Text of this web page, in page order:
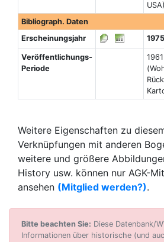
USA)
Bibliograph. Daten
Erscheinungsjahr
1975
Veröffentlichungs-
Periode
Weitere Eigenschaften zu
Verknüpfungen mit anderen
weitere und größere
History usw. können nur AGK-
ansehen (Mitglied werden?).
Bitte beachten Sie: Diese Datenbank/
Informationen über historische (und